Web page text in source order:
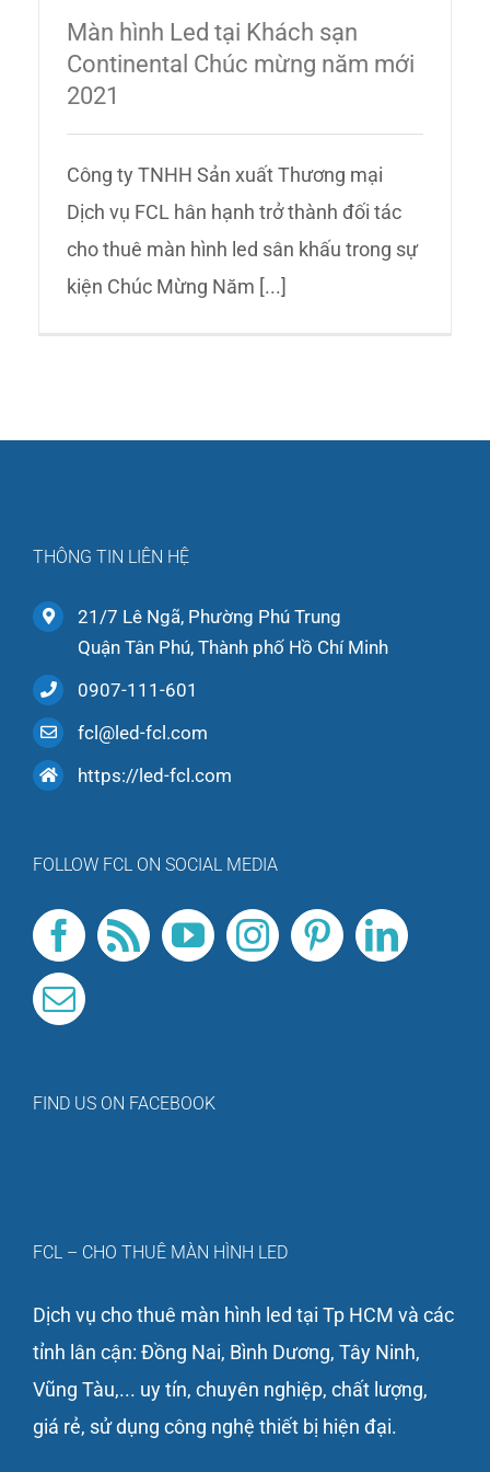
Màn hình Led tại Khách sạn
Continental Chúc mừng năm mới
2021
Công ty TNHH Sản xuất Thương mại
Dịch vụ FCL hân hạnh trở thành đối tác
cho thuê màn hình led sân khấu trong sự
kiện Chúc Mừng Năm [...]
THÔNG TIN LIÊN HỆ
21/7 Lê Ngã, Phường Phú Trung
Quận Tân Phú, Thành phố Hồ Chí Minh
0907-111-601
fcl@led-fcl.com
https://led-fcl.com
FOLLOW FCL ON SOCIAL MEDIA
FIND US ON FACEBOOK
FCL – CHO THUÊ MÀN HÌNH LED
Dịch vụ cho thuê màn hình led tại Tp HCM và các
tỉnh lân cận: Đồng Nai, Bình Dương, Tây Ninh,
Vũng Tàu,... uy tín, chuyên nghiệp, chất lượng,
giá rẻ, sử dụng công nghệ thiết bị hiện đại.